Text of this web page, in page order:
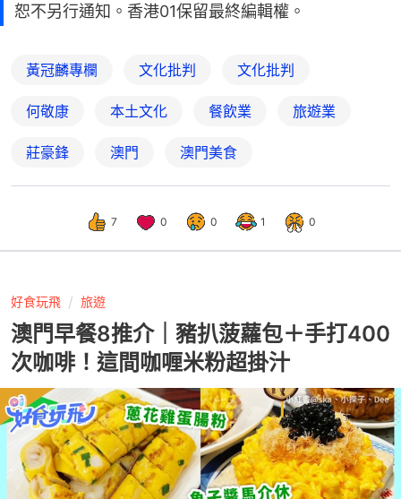
恕不另行通知。香港01保留最終編輯權。
黃冠麟專欄 文化批判 文化批判
何敬康 本土文化 餐飲業 旅遊業
莊豪鋒 澳門 澳門美食
7 0 0 1 0
好食玩飛 旅遊
澳門早餐8推介｜豬扒菠蘿包＋手打400
次咖啡！這間咖喱米粉超掛汁